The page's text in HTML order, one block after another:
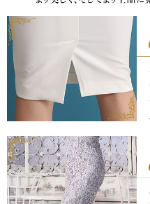
、自分らしく、美しく。-
ンピース
エレガンスをひとさじー
エット。 夏の視線を独り占めする「